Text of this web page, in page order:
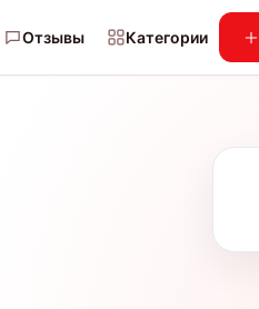
Отзывы Категории